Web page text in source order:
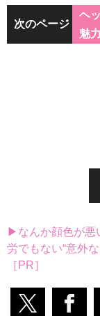
次のページ
ヘ
魅力
▶なんか顔色が悪
労でもない“意外
［PR］